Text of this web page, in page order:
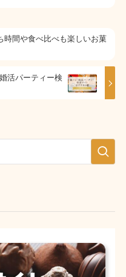
時間や食べ比べも楽しいお菓
活パーティー検